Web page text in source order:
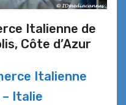
Italienne de
Côte d’Azur
Italienne
– Italie